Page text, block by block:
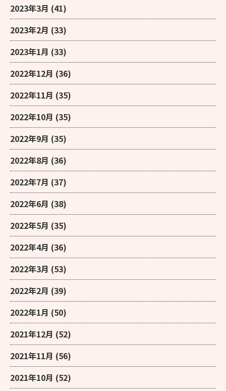
2023年3月 (41)
2023年2月 (33)
2023年1月 (33)
2022年12月 (36)
2022年11月 (35)
2022年10月 (35)
2022年9月 (35)
2022年8月 (36)
2022年7月 (37)
2022年6月 (38)
2022年5月 (35)
2022年4月 (36)
2022年3月 (53)
2022年2月 (39)
2022年1月 (50)
2021年12月 (52)
2021年11月 (56)
2021年10月 (52)